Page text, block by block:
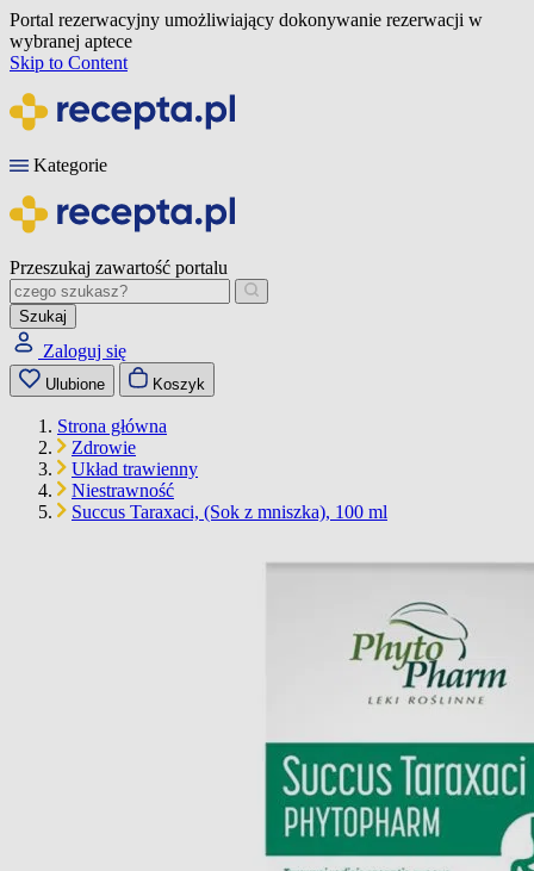
Portal rezerwacyjny umożliwiający dokonywanie rezerwacji w
wybranej aptece
Skip to Content
Kategorie
Przeszukaj zawartość portalu
Szukaj
Zaloguj się
Ulubione Koszyk
Strona główna
Zdrowie
Układ trawienny
Niestrawność
Succus Taraxaci, (Sok z mniszka), 100 ml